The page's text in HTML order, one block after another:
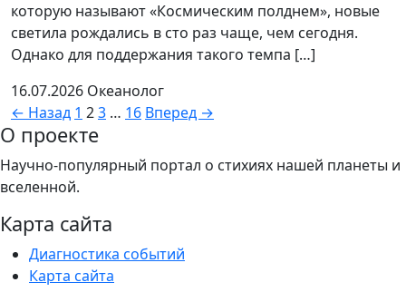
которую называют «Космическим полднем», новые
светила рождались в сто раз чаще, чем сегодня.
Однако для поддержания такого темпа […]
16.07.2026 Океанолог
Пагинация
записей
← Назад 1 23 … 16 Вперед →
О проекте
Научно-популярный портал о стихиях нашей планеты и
вселенной.
Карта сайта
Диагностика событий
Карта сайта